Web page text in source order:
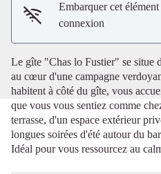
Embarquer cet
connexion
Le gîte "Chas lo Fustier" se situe
au cœur d'une campagne
habitent à côté du gîte, vous
que vous vous sentiez comme
terrasse, d'un espace extérieur
longues soirées d'été autour du
Idéal pour vous ressourcez au